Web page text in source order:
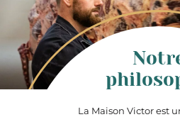
La Maison Victor est